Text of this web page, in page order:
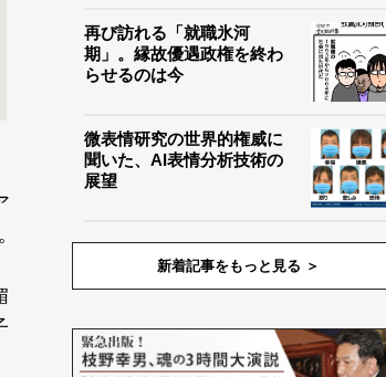
再び訪れる「就職氷河
期」。縁故優遇政権を終わ
らせるのは今
微表情研究の世界的権威に
聞いた、AI表情分析技術の
展望
新着記事をもっと見る